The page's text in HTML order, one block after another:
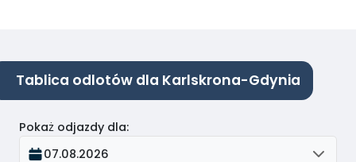
Tablica odlotów dla Karlskrona-Gdynia
Pokaż odjazdy dla:
07.08.2026